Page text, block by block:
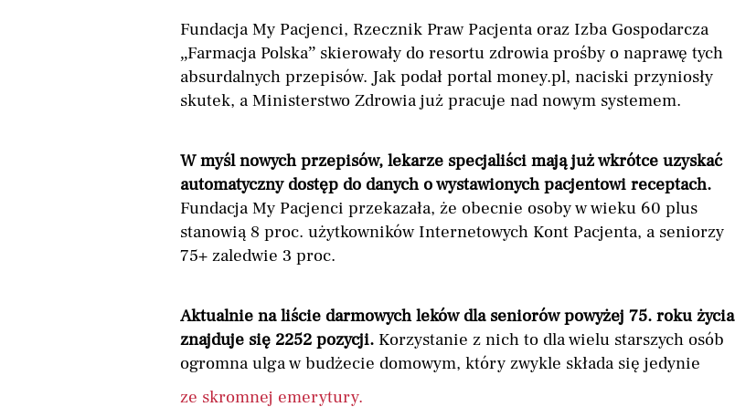
Fundacja My Pacjenci, Rzecznik Praw Pacjenta oraz Izba Gospodarcza
„Farmacja Polska” skierowały do resortu zdrowia prośby o naprawę tych
absurdalnych przepisów. Jak podał portal money.pl, naciski przyniosły
skutek, a Ministerstwo Zdrowia już pracuje nad nowym systemem.
W myśl nowych przepisów, lekarze specjaliści mają już wkrótce uzyskać
automatyczny dostęp do danych o wystawionych pacjentowi receptach.
Fundacja My Pacjenci przekazała, że obecnie osoby w wieku 60 plus
stanowią 8 proc. użytkowników Internetowych Kont Pacjenta, a seniorzy
75+ zaledwie 3 proc.
Aktualnie na liście darmowych leków dla seniorów powyżej 75. roku życia
znajduje się 2252 pozycji. Korzystanie z nich to dla wielu starszych osób
ogromna ulga w budżecie domowym, który zwykle składa się jedynie
ze skromnej emerytury.